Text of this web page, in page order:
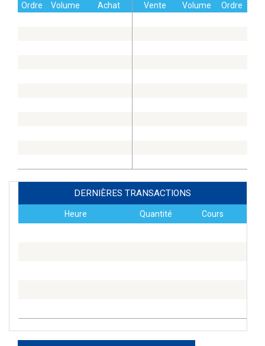
Ordre Volume Achat Vente Volume Ordre
DERNIÈRES TRANSACTIONS
Heure Quantité Cours